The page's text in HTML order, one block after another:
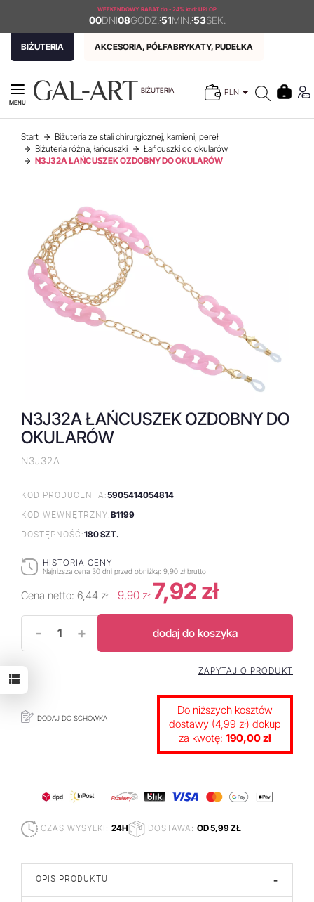
WEEKENDOWY RABAT do - 24% kod: URLOP
00DNI08GODZ. :51MIN. :53SEK.
BIŻUTERIA AKCESORIA, PÓŁFABRYKATY, PUDEŁKA
BIŻUTERIA PLN
MENU
Start
Biżuteria ze stali chirurgicznej, kamieni, pereł
Biżuteria różna, łańcuszki
Łańcuszki do okularów
N3J32A ŁAŃCUSZEK OZDOBNY DO OKULARÓW
N3J32A ŁAŃCUSZEK OZDOBNY DO
OKULARÓW
N3J32A
KOD PRODUCENTA:5905414054814
KOD WEWNĘTRZNY:B1199
DOSTĘPNOŚĆ:180 SZT.
HISTORIA CENY
Najniższa cena 30 dni przed obniżką: 9,90 zł brutto
Cena netto: 6,44 zł 9,90 zł 7,92 zł
- + dodaj do koszyka
DODAJ DO SCHOWKA
ZAPYTAJ O PRODUKT
Do niższych kosztów
dostawy (4,99 zł) dokup
za kwotę: 190,00 zł
CZAS WYSYŁKI: 24H DOSTAWA: OD 5,99 ZŁ
OPIS PRODUKTU -